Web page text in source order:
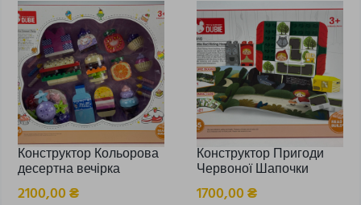
Конструктор Кольорова
десертна вечірка
2100,00₴
Конструктор Пригоди
Червоної Шапочки
1700,00₴